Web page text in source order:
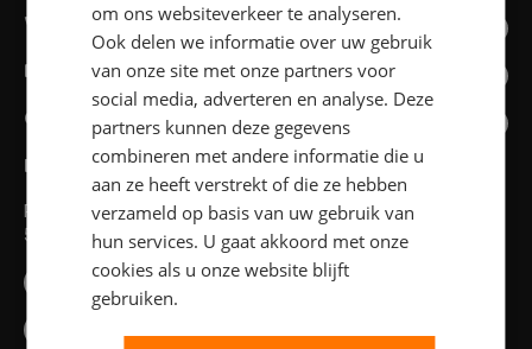
Vacancies
Feel Flex
Quick links
Head office
Pater van den Elsenlaan 37
5462 GG Veghel
088 74 70 200
om ons websiteverkeer te analyseren.
Ook delen we informatie over uw gebruik
van onze site met onze partners voor
social media, adverteren en analyse. Deze
partners kunnen deze gegevens
combineren met andere informatie die u
aan ze heeft verstrekt of die ze hebben
verzameld op basis van uw gebruik van
hun services. U gaat akkoord met onze
cookies als u onze website blijft
gebruiken.